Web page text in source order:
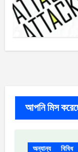
আপনি মিস
অন্যান্য বিবিধ